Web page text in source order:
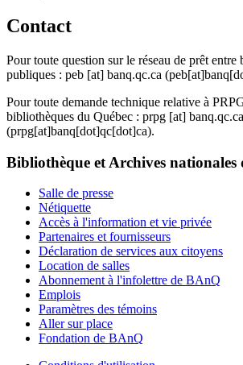
Contact
Pour toute question sur le réseau de prêt entre
publiques : peb [at] banq.qc.ca
Pour toute demande technique relative à
bibliothèques du Québec : prpg [at] banq.qc.ca
(prpg[at]banq[dot]qc[dot]ca).
Bibliothèque et Archives nationales
Salle de presse
Nétiquette
Accès à l'information et vie privée
Partenaires et fournisseurs
Déclaration de services aux citoyens
Location de salles
Abonnement à l'infolettre de BAnQ
Emplois
Paramètres des témoins
Aller sur place
Fondation de BAnQ